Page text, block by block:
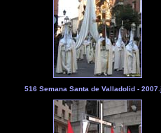
516 Semana Santa de Valladolid -